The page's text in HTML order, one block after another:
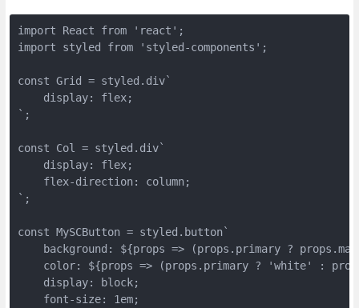
import React from 'react';
import styled from 'styled-components';
const Grid = styled.div`
    display: flex;
`;
const Col = styled.div`
    display: flex;
    flex-direction: column;
`;
const MySCButton = styled.button`
background: ${props => (props.primary ?
color: ${props => (props.primary ? 'white' :
    display: block;
    font-size: 1em;